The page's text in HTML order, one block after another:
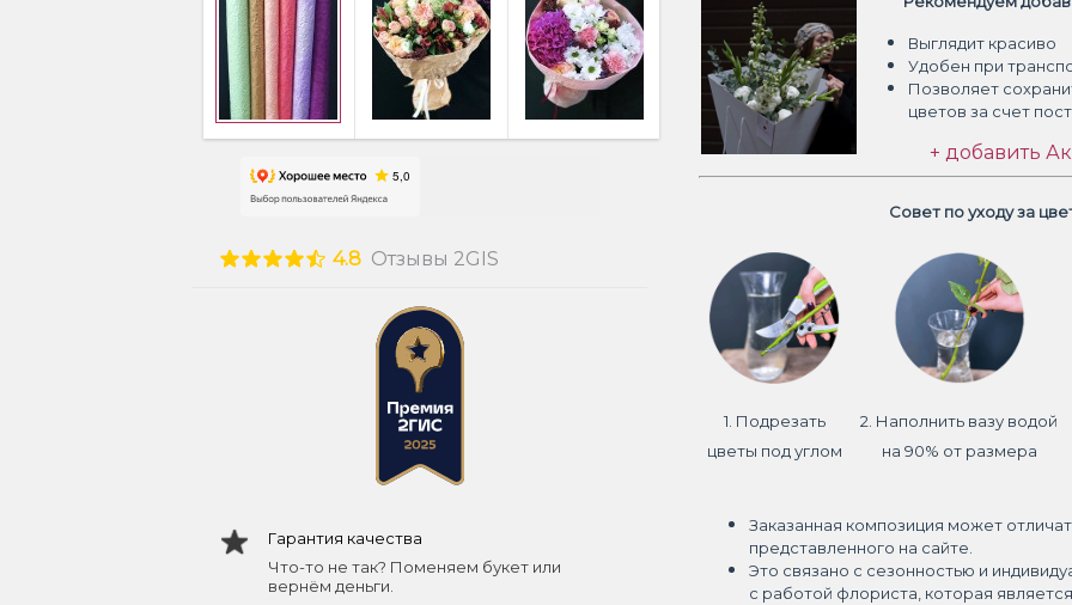
4.8 Отзывы 2GIS
Гарантия качества
Что-то не так? Поменяем букет или
вернём деньги.
Выглядит красиво
Удобен при
Позволяет
цветов за счет
+ добавить
Совет по уходу за
1. Подрезать
цветы под углом
2. Наполнить вазу водой
на 90% от размера
Заказанная композиция может
представленного на сайте.
Это связано с сезонностью и
с работой флориста, которая